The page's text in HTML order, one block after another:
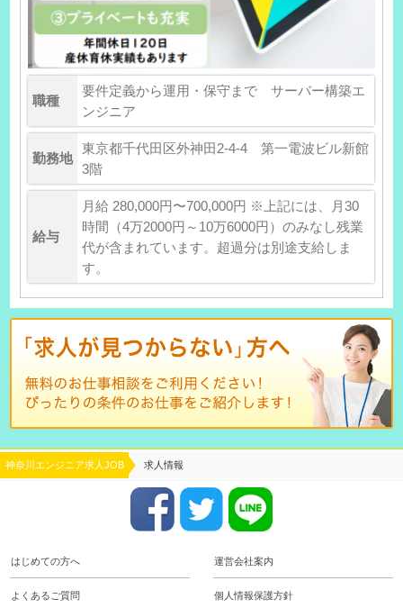
職種
要件定義から運用・保守まで サーバー構築エ
ンジニア
勤務地
東京都千代田区外神田2-4-4 第一電波ビル新館
3階
給与
月給 280,000円〜700,000円 ※上記には、月30
時間（4万2000円～10万6000円）のみなし残業
代が含まれています。超過分は別途支給しま
す。
神奈川エンジニア求人JOB 求人情報
はじめての方へ 運営会社案内
よくあるご質問 個人情報保護方針